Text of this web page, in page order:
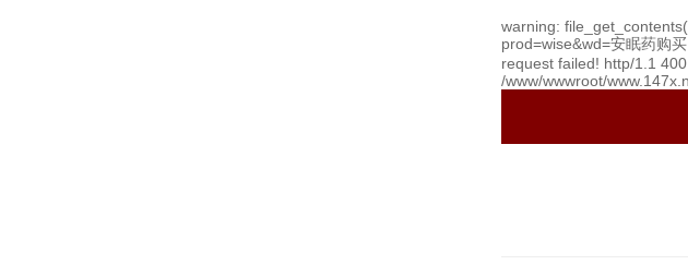
warning:
prod=wise&wd=安眠药购
request failed! http/1.1
/www/wwwroot/